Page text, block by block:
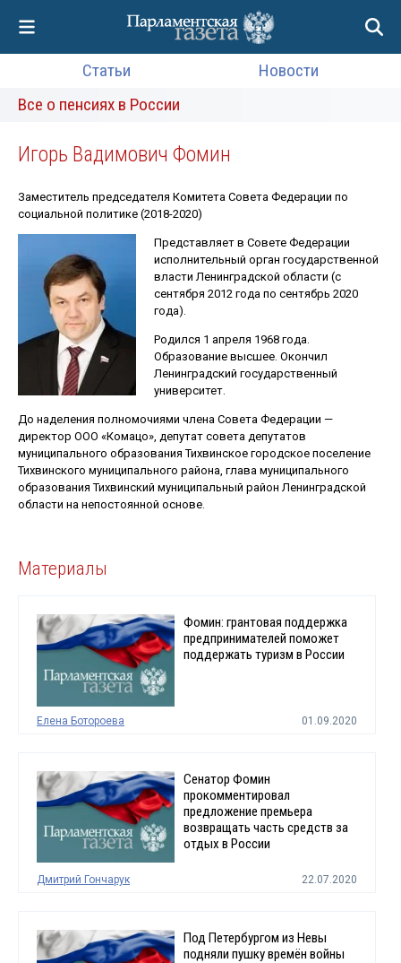
Статьи
Новости
Все о пенсиях в России
Игорь Вадимович Фомин
Заместитель председателя Комитета Совета Федерации по
социальной политике (2018-2020)
Представляет в Совете Федерации
исполнительный орган государственной
власти Ленинградской области (с
сентября 2012 года по сентябрь 2020
года).
Родился 1 апреля 1968 года.
Образование высшее. Окончил
Ленинградский государственный
университет.
До наделения полномочиями члена Совета Федерации —
директор ООО «Комацо», депутат совета депутатов
муниципального образования Тихвинское городское поселение
Тихвинского муниципального района, глава муниципального
образования Тихвинский муниципальный район Ленинградской
области на непостоянной основе.
Материалы
Фомин: грантовая поддержка
предпринимателей поможет
поддержать туризм в России
Елена Ботороева 01.09.2020
Сенатор Фомин
прокомментировал
предложение премьера
возвращать часть средств за
отдых в России
Дмитрий Гончарук 22.07.2020
Под Петербургом из Невы
подняли пушку времён войны